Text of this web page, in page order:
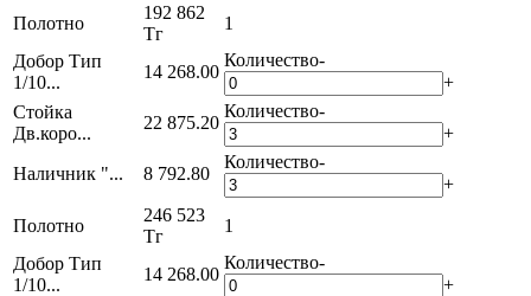
Полотно
192 862
Тг
1
Добор Тип
1/10...
14 268.00
Количество-
+
Стойка
Дв.коро...
22 875.20
Количество-
+
Наличник "...
8 792.80
Количество-
+
Полотно
246 523
Тг
1
Добор Тип
1/10...
14 268.00
Количество-
+